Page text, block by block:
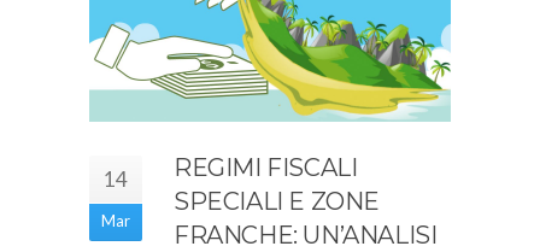
14
Mar
REGIMI FISCALI
SPECIALI E ZONE
FRANCHE: UN’ANALISI